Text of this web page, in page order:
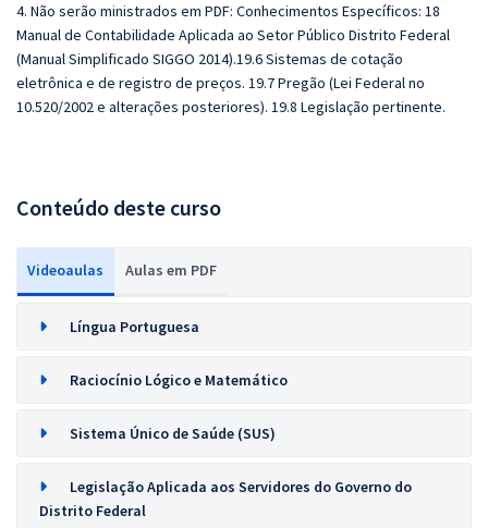
4. Não serão ministrados em PDF: Conhecimentos Específicos: 18
Manual de Contabilidade Aplicada ao Setor Público Distrito Federal
(Manual Simplificado SIGGO 2014).19.6 Sistemas de cotação
eletrônica e de registro de preços. 19.7 Pregão (Lei Federal no
10.520/2002 e alterações posteriores). 19.8 Legislação pertinente.
Conteúdo deste curso
Videoaulas Aulas em PDF
Língua Portuguesa
Raciocínio Lógico e Matemático
Sistema Único de Saúde (SUS)
Legislação Aplicada aos Servidores do Governo do
Distrito Federal